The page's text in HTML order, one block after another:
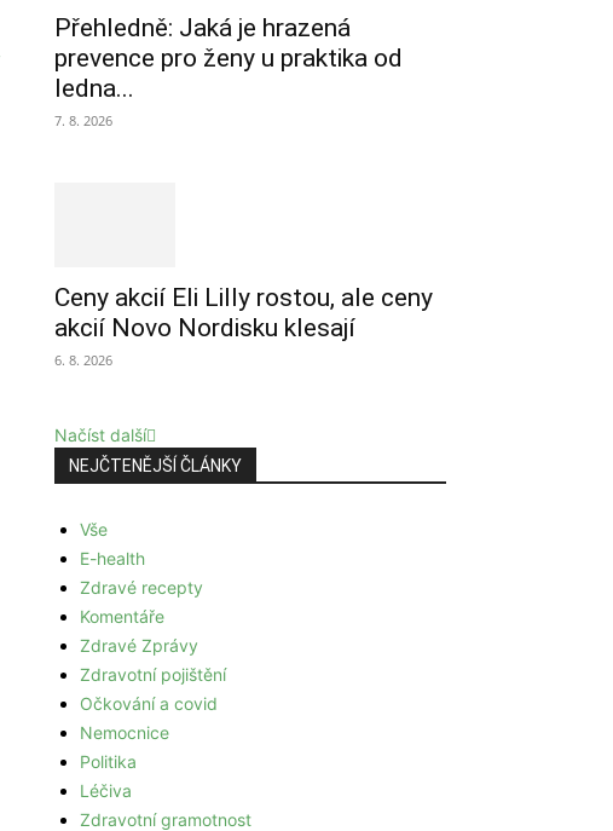
Přehledně: Jaká je hrazená
prevence pro ženy u praktika od
ledna...
7. 8. 2026
Ceny akcií Eli Lilly rostou, ale ceny
akcií Novo Nordisku klesají
6. 8. 2026
Načíst další
NEJČTENĚJŠÍ ČLÁNKY
Vše
E-health
Zdravé recepty
Komentáře
Zdravé Zprávy
Zdravotní pojištění
Očkování a covid
Nemocnice
Politika
Léčiva
Zdravotní gramotnost